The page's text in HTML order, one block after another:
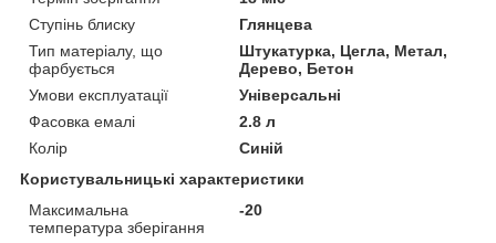
Ступінь блиску
Глянцева
Тип матеріалу, що
фарбується
Штукатурка, Цегла, Метал,
Дерево, Бетон
Умови експлуатації
Універсальні
Фасовка емалі
2.8 л
Колір
Синій
Користувальницькі характеристики
Максимальна
температура зберігання
-20